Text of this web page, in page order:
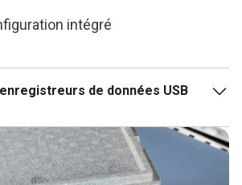
intégré
de données USB
données USB sont d'une grande aide
petit nombre d’enregistreurs de
dans un espace restreint. Si vous